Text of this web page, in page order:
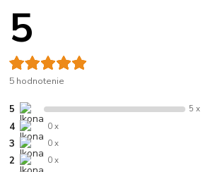
5
5 hodnotenie
5 5 x
4 0 x
3 0 x
2 0 x